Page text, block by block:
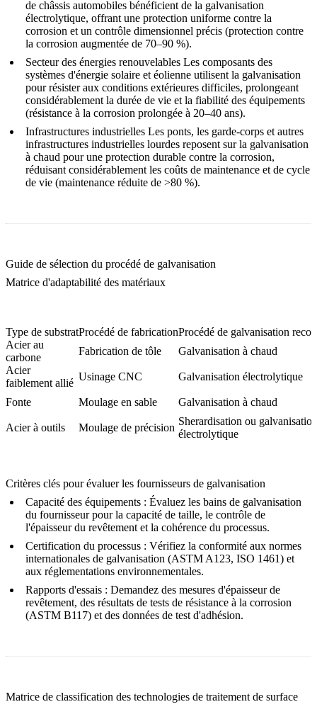
de châssis automobiles bénéficient de la galvanisation
électrolytique, offrant une protection uniforme contre la
corrosion et un contrôle dimensionnel précis (protection contre
la corrosion augmentée de 70–90 %).
Secteur des énergies renouvelables Les composants des
systèmes d'énergie solaire et éolienne utilisent la galvanisation
pour résister aux conditions extérieures difficiles, prolongeant
considérablement la durée de vie et la fiabilité des équipements
(résistance à la corrosion prolongée à 20–40 ans).
Infrastructures industrielles Les ponts, les garde-corps et autres
infrastructures industrielles lourdes reposent sur la galvanisation
à chaud pour une protection durable contre la corrosion,
réduisant considérablement les coûts de maintenance et de cycle
de vie (maintenance réduite de >80 %).
Guide de sélection du procédé de galvanisation
Matrice d'adaptabilité des matériaux
Type de substratProcédé de fabricationProcédé de galvanisation
Acier au
carbone
Fabrication de tôle
Galvanisation à chaud
Acier
faiblement allié
Usinage CNC Galvanisation électrolytique
Fonte Moulage en sable Galvanisation à chaud
Acier à outils Moulage de précision
Sherardisation ou galvanisation
électrolytique
Critères clés pour évaluer les fournisseurs de galvanisation
Capacité des équipements : Évaluez les bains de galvanisation
du fournisseur pour la capacité de taille, le contrôle de
l'épaisseur du revêtement et la cohérence du processus.
Certification du processus : Vérifiez la conformité aux normes
internationales de galvanisation (ASTM A123, ISO 1461) et
aux réglementations environnementales.
Rapports d'essais : Demandez des mesures d'épaisseur de
revêtement, des résultats de tests de résistance à la corrosion
(ASTM B117) et des données de test d'adhésion.
Matrice de classification des technologies de traitement de surface